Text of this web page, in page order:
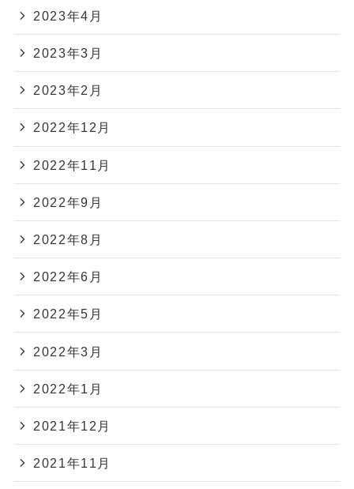
2023年4月
2023年3月
2023年2月
2022年12月
2022年11月
2022年9月
2022年8月
2022年6月
2022年5月
2022年3月
2022年1月
2021年12月
2021年11月